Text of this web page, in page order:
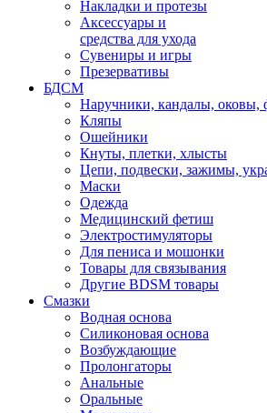
Накладки и протезы
Аксессуары и
средства для ухода
Сувениры и игры
Презервативы
БДСМ
Наручники, кандалы, оковы,
Кляпы
Ошейники
Кнуты, плетки, хлысты
Цепи, подвески, зажимы,
Маски
Одежда
Медицинский фетиш
Электростимуляторы
Для пениса и мошонки
Товары для связывания
Другие BDSM товары
Смазки
Водная основа
Силиконовая основа
Возбуждающие
Пролонгаторы
Анальные
Оральные